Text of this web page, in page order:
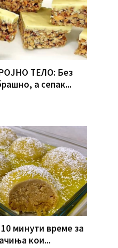
ТЕЛO: Без
а сепак...
минути време за
кои...